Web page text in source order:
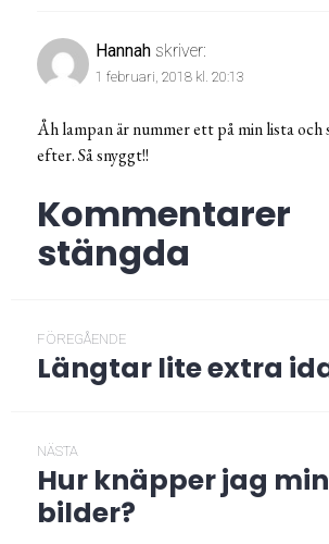
Hannah skriver:
1 februari, 2018 kl. 20:13
Åh lampan är nummer ett på min lista
efter. Så snyggt!!
Kommentarer
stängda
FÖREGÅENDE
Föregående
Längtar lite extra
NÄSTA
Nästa
post:
Hur knäpper jag
bilder?